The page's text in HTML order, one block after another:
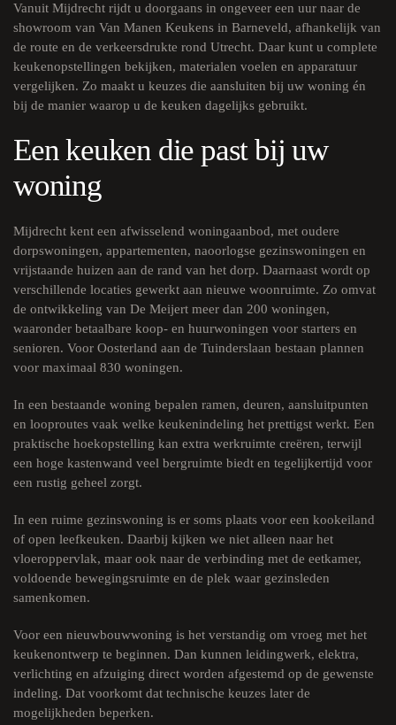
Vanuit Mijdrecht rijdt u doorgaans in ongeveer een uur naar de
showroom van Van Manen Keukens in Barneveld, afhankelijk van
de route en de verkeersdrukte rond Utrecht. Daar kunt u complete
keukenopstellingen bekijken, materialen voelen en apparatuur
vergelijken. Zo maakt u keuzes die aansluiten bij uw woning én
bij de manier waarop u de keuken dagelijks gebruikt.
Een keuken die past bij uw
woning
Mijdrecht kent een afwisselend woningaanbod, met oudere
dorpswoningen, appartementen, naoorlogse gezinswoningen en
vrijstaande huizen aan de rand van het dorp. Daarnaast wordt op
verschillende locaties gewerkt aan nieuwe woonruimte. Zo omvat
de ontwikkeling van De Meijert meer dan 200 woningen,
waaronder betaalbare koop- en huurwoningen voor starters en
senioren. Voor Oosterland aan de Tuinderslaan bestaan plannen
voor maximaal 830 woningen.
In een bestaande woning bepalen ramen, deuren, aansluitpunten
en looproutes vaak welke keukenindeling het prettigst werkt. Een
praktische hoekopstelling kan extra werkruimte creëren, terwijl
een hoge kastenwand veel bergruimte biedt en tegelijkertijd voor
een rustig geheel zorgt.
In een ruime gezinswoning is er soms plaats voor een kookeiland
of open leefkeuken. Daarbij kijken we niet alleen naar het
vloeroppervlak, maar ook naar de verbinding met de eetkamer,
voldoende bewegingsruimte en de plek waar gezinsleden
samenkomen.
Voor een nieuwbouwwoning is het verstandig om vroeg met het
keukenontwerp te beginnen. Dan kunnen leidingwerk, elektra,
verlichting en afzuiging direct worden afgestemd op de gewenste
indeling. Dat voorkomt dat technische keuzes later de
mogelijkheden beperken.